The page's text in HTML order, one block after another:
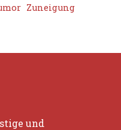
Zuneigung
und